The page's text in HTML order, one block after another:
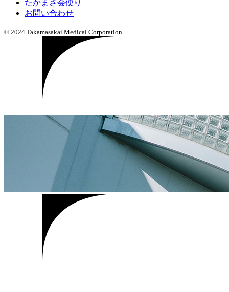
たかまさ会便り
お問い合わせ
© 2024 Takamasakai Medical Corporation.